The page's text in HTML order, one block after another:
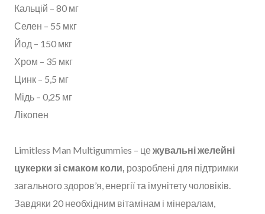
Кальцій – 80 мг
Селен – 55 мкг
Йод – 150 мкг
Хром – 35 мкг
Цинк – 5,5 мг
Мідь – 0,25 мг
Лікопен
Limitless Man Multigummies – це жувальні желейні
цукерки зі смаком коли, розроблені для підтримки
загального здоров’я, енергії та імунітету чоловіків.
Завдяки 20 необхідним вітамінам і мінералам,